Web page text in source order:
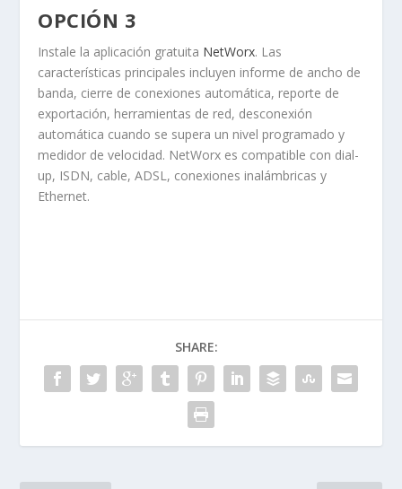
OPCIÓN 3
Instale la aplicación gratuita NetWorx. Las
características principales incluyen informe de ancho de
banda, cierre de conexiones automática, reporte de
exportación, herramientas de red, desconexión
automática cuando se supera un nivel programado y
medidor de velocidad. NetWorx es compatible con dial-
up, ISDN, cable, ADSL, conexiones inalámbricas y
Ethernet.
SHARE: